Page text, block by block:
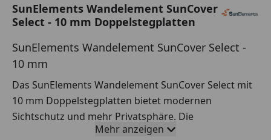
SunElements Wandelement SunCover
Select - 10 mm Doppelstegplatten
SunElements Wandelement SunCover Select -
10 mm
Das SunElements Wandelement SunCover Select mit
10 mm Doppelstegplatten bietet modernen
Sichtschutz und mehr Privatsphäre. Die
lichtdurchlässigen Platten schützen vor
Mehr anzeigen